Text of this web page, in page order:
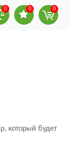
0 0 0
который будет